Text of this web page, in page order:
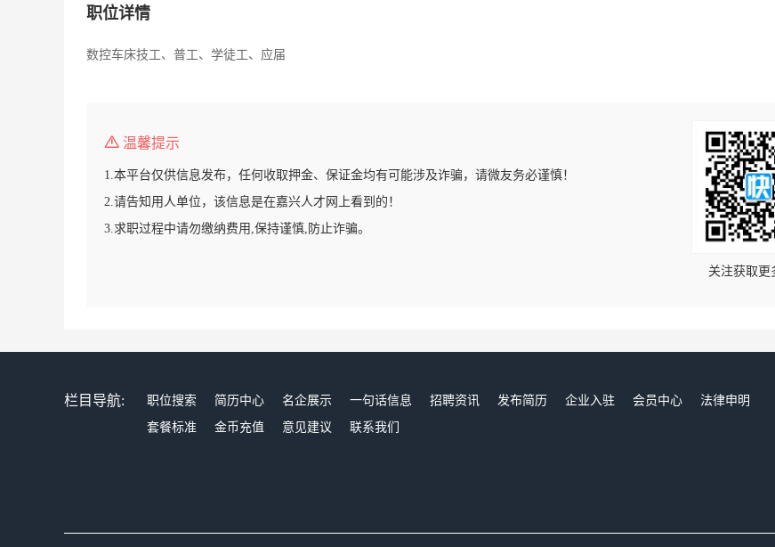
职位详情
数控车床技工、普工、学徒工、应届
温馨提示
1.本平台仅供信息发布，任何收取押金、保证金均有可能涉及诈骗，请微友务必谨慎！
2.请告知用人单位，该信息是在嘉兴人才网上看到的！
3.求职过程中请勿缴纳费用,保持谨慎,防止诈骗。
关注获取更
栏目导航: 职位搜索 简历中心 名企展示 一句话信息 招聘资讯 发布简历 企业入驻 会员中心
法律申明
套餐标准
金币充值 意见建议 联系我们